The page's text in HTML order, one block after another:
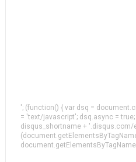
'; (function() { var dsq =
= 'text/javascript'; dsq.async =
disqus_shortname + '.disqus.com/